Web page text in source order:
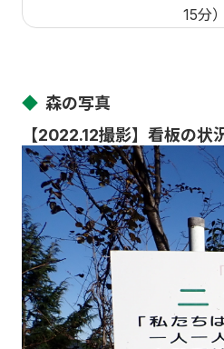
15分）
◆ 森の写真
【2022.12撮影】看板の状